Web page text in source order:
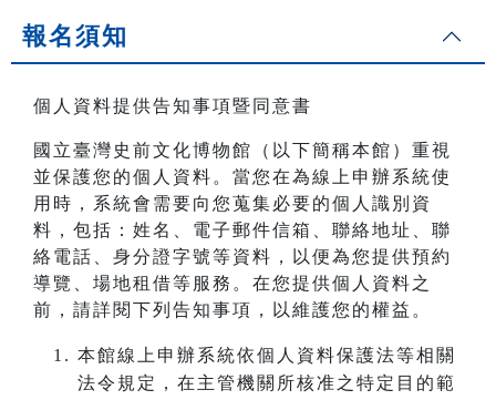
報名須知
個人資料提供告知事項暨同意書
國立臺灣史前文化博物館（以下簡稱本館）重視
並保護您的個人資料。當您在為線上申辦系統使
用時，系統會需要向您蒐集必要的個人識別資
料，包括：姓名、電子郵件信箱、聯絡地址、聯
絡電話、身分證字號等資料，以便為您提供預約
導覽、場地租借等服務。在您提供個人資料之
前，請詳閱下列告知事項，以維護您的權益。
本館線上申辦系統依個人資料保護法等相關
法令規定，在主管機關所核准之特定目的範